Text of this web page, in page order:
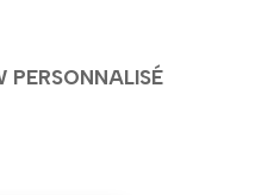
PERSONNALISÉ